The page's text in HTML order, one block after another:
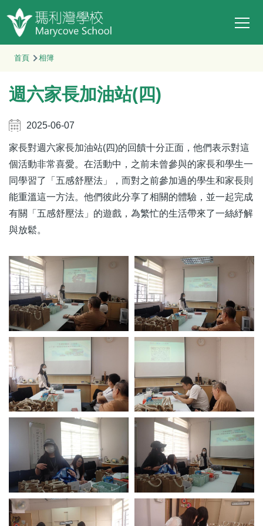
移至主內容
導
連
結
首頁 相簿
週六家長加油站(四)
2025-06-07
家長對週六家長加油站(四)的回饋十分正面，他們表示對這
個活動非常喜愛。在活動中，之前未曾參與的家長和學生一
同學習了「五感舒壓法」，而對之前參加過的學生和家長則
能重溫這一方法。他們彼此分享了相關的體驗，並一起完成
有關「五感舒壓法」的遊戲，為繁忙的生活帶來了一絲紓解
與放鬆。